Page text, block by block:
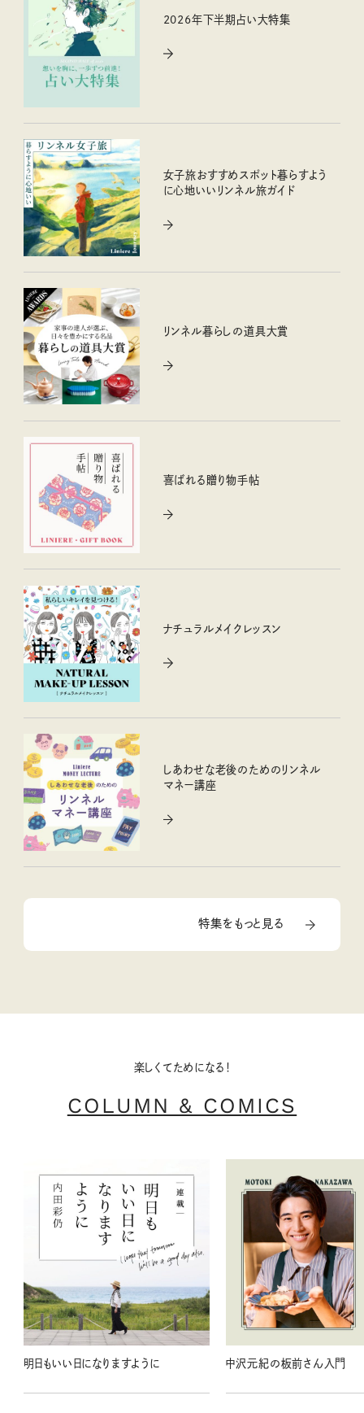
2026年下半期占い大特集
女子旅おすすめスポット暮らすよう
に心地いいリンネル旅ガイド
リンネル暮らしの道具大賞
喜ばれる贈り物手帖
ナチュラルメイクレッスン
しあわせな老後のためのリンネル
マネー講座
特集をもっと見る
楽しくてためになる！
COLUMN & COMICS
明日もいい日になりますように 中沢元紀の板前さん入門